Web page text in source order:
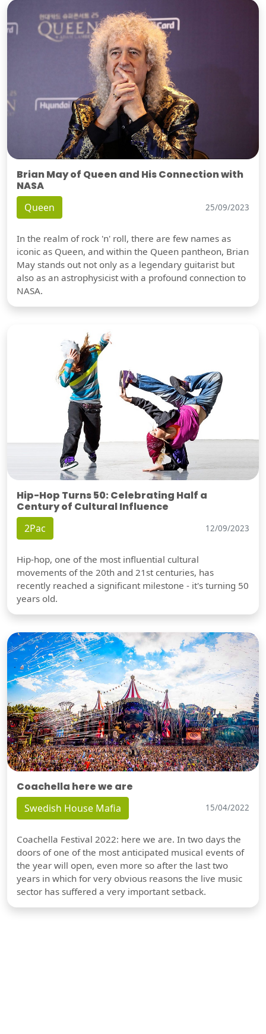
Brian May of Queen and His Connection with
NASA
Queen 25/09/2023
In the realm of rock 'n' roll, there are few names as
iconic as Queen, and within the Queen pantheon, Brian
May stands out not only as a legendary guitarist but
also as an astrophysicist with a profound connection to
NASA.
Hip-Hop Turns 50: Celebrating Half a
Century of Cultural Influence
2Pac 12/09/2023
Hip-hop, one of the most influential cultural
movements of the 20th and 21st centuries, has
recently reached a significant milestone - it's turning 50
years old.
Coachella here we are
Swedish House Mafia 15/04/2022
Coachella Festival 2022: here we are. In two days the
doors of one of the most anticipated musical events of
the year will open, even more so after the last two
years in which for very obvious reasons the live music
sector has suffered a very important setback.